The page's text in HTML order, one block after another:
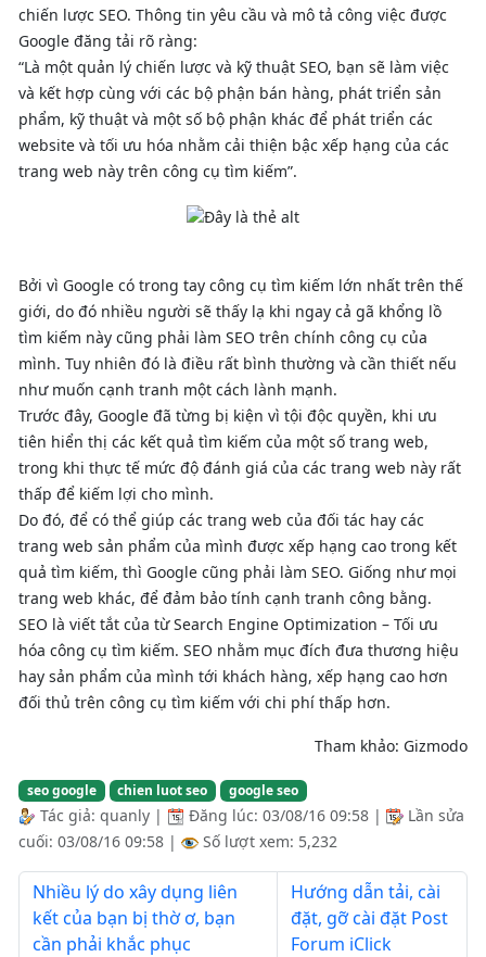
chiến lược SEO. Thông tin yêu cầu và mô tả công việc được
Google đăng tải rõ ràng:
“Là một quản lý chiến lược và kỹ thuật SEO, bạn sẽ làm việc
và kết hợp cùng với các bộ phận bán hàng, phát triển sản
phẩm, kỹ thuật và một số bộ phận khác để phát triển các
website và tối ưu hóa nhằm cải thiện bậc xếp hạng của các
trang web này trên công cụ tìm kiếm”.
Bởi vì Google có trong tay công cụ tìm kiếm lớn nhất trên thế
giới, do đó nhiều người sẽ thấy lạ khi ngay cả gã khổng lồ
tìm kiếm này cũng phải làm SEO trên chính công cụ của
mình. Tuy nhiên đó là điều rất bình thường và cần thiết nếu
như muốn cạnh tranh một cách lành mạnh.
Trước đây, Google đã từng bị kiện vì tội độc quyền, khi ưu
tiên hiển thị các kết quả tìm kiếm của một số trang web,
trong khi thực tế mức độ đánh giá của các trang web này rất
thấp để kiếm lợi cho mình.
Do đó, để có thể giúp các trang web của đối tác hay các
trang web sản phẩm của mình được xếp hạng cao trong kết
quả tìm kiếm, thì Google cũng phải làm SEO. Giống như mọi
trang web khác, để đảm bảo tính cạnh tranh công bằng.
SEO là viết tắt của từ Search Engine Optimization – Tối ưu
hóa công cụ tìm kiếm. SEO nhằm mục đích đưa thương hiệu
hay sản phẩm của mình tới khách hàng, xếp hạng cao hơn
đối thủ trên công cụ tìm kiếm với chi phí thấp hơn.
Tham khảo: Gizmodo
seo google chien luot seo google seo
Tác giả: quanly | Đăng lúc: 03/08/16 09:58 |
Lần sửa
cuối: 03/08/16 09:58 | Số lượt xem: 5,232
Nhiều lý do xây dụng liên
kết của bạn bị thờ ơ, bạn
cần phải khắc phục
Hướng dẫn tải, cài
đặt, gỡ cài đặt Post
Forum iClick